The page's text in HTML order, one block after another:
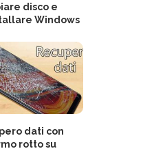
disco e
Windows
dati con
rotto su